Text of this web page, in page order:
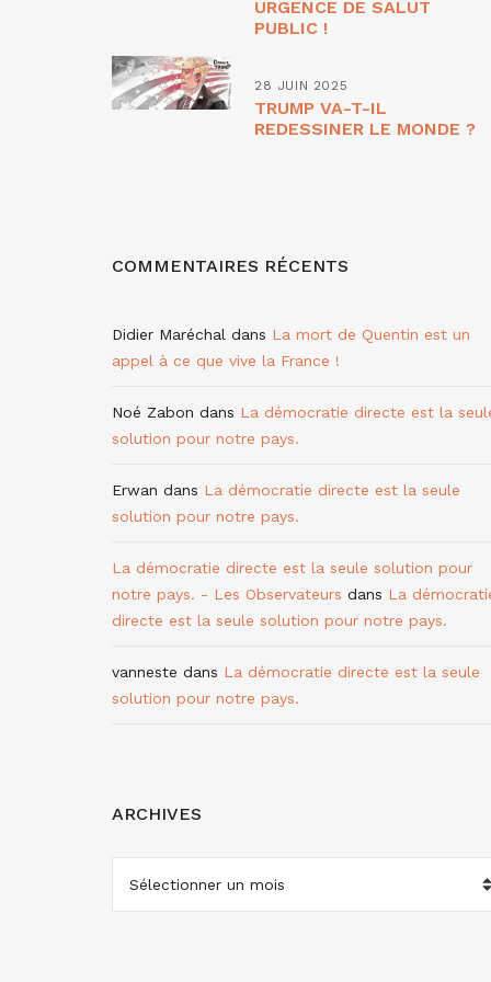
URGENCE DE SALUT
PUBLIC !
28 JUIN 2025
TRUMP VA-T-IL
REDESSINER LE MONDE ?
COMMENTAIRES RÉCENTS
Didier Maréchal dans La mort de Quentin est un
appel à ce que vive la France !
Noé Zabon dans La démocratie directe est la
solution pour notre pays.
Erwan dans La démocratie directe est la seule
solution pour notre pays.
La démocratie directe est la seule solution pour
notre pays. - Les Observateurs dans La
directe est la seule solution pour notre pays.
vanneste dans La démocratie directe est la seule
solution pour notre pays.
ARCHIVES
ARCHIVES